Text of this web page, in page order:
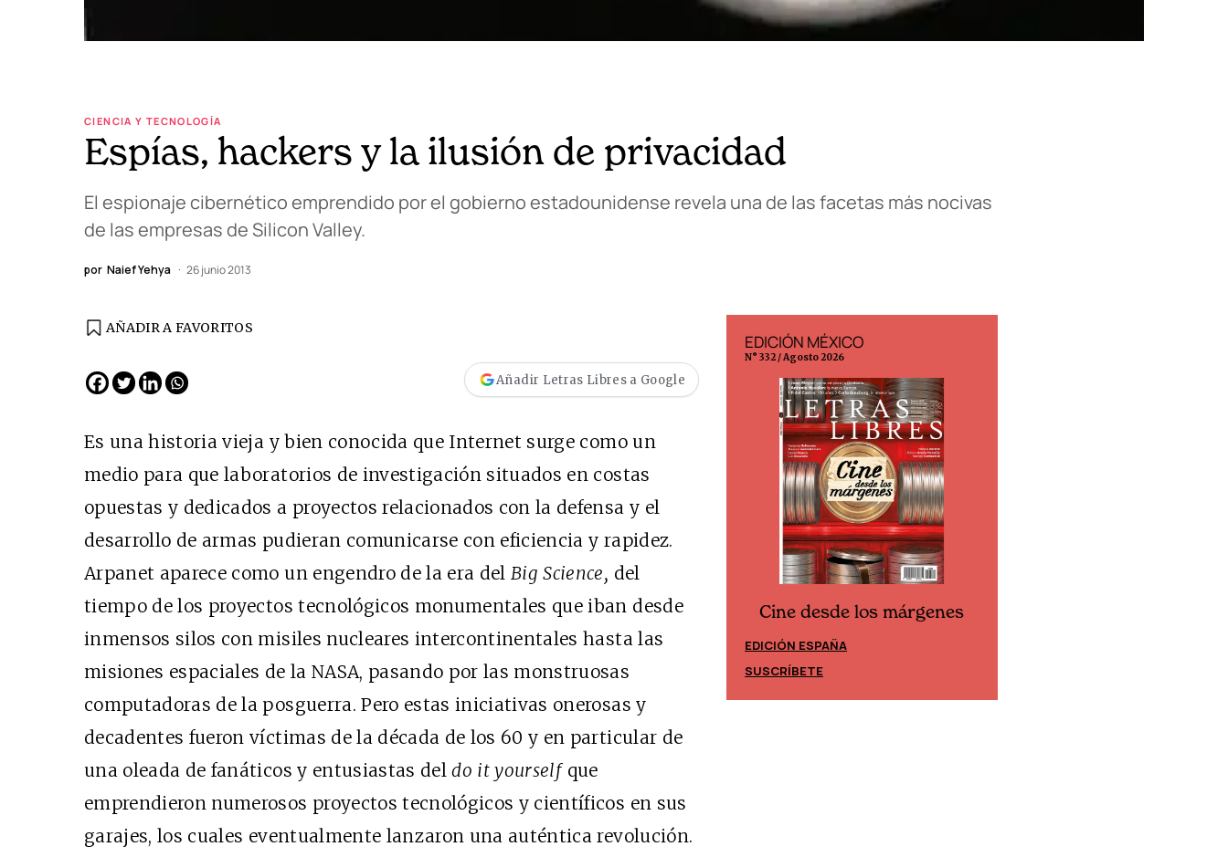
CIENCIA Y TECNOLOGÍA
Espías, hackers y la ilusión de privacidad
El espionaje cibernético emprendido por el gobierno estadounidense revela una de las facetas más nocivas
de las empresas de Silicon Valley.
por Naief Yehya 26 junio 2013
AÑADIR A FAVORITOS
Añadir Letras Libres a Google
Es una historia vieja y bien conocida que Internet surge como un
medio para que laboratorios de investigación situados en costas
opuestas y dedicados a proyectos relacionados con la defensa y el
desarrollo de armas pudieran comunicarse con eficiencia y rapidez.
Arpanet aparece como un engendro de la era delBig Science, del
tiempo de los proyectos tecnológicos monumentales que iban desde
inmensos silos con misiles nucleares intercontinentales hasta las
misiones espaciales de la NASA, pasando por las monstruosas
computadoras de la posguerra. Pero estas iniciativas onerosas y
decadentes fueron víctimas de la década de los 60 y en particular de
una oleada de fanáticos y entusiastas deldo it yourselfque
emprendieron numerosos proyectos tecnológicos y científicos en sus
garajes, los cuales eventualmente lanzaron una auténtica revolución.
Cine desde los márgenes
EDICIÓN MÉXICO
SUSCRÍBETE
EDICIÓN MÉXICO
N° 332 / Agosto 2026
Cine desde los márgenes
EDICIÓN ESPAÑA
SUSCRÍBETE